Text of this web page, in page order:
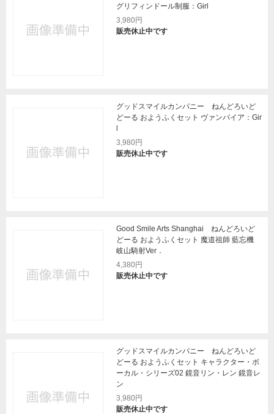
グリフィンドール制服：Girl
3,980円
販売休止中です
グッドスマイルカンパニー ねんどろいど
どーる おようふくセット ヴァンパイア：Gir
3,980円
販売休止中です
Good Smile Arts Shanghai ねんどろいど
どーる おようふくセット 魔道祖師 藍忘機
岐山騎射Ver．
4,380円
販売休止中です
グッドスマイルカンパニー ねんどろいど
どーる おようふくセット キャラクター・ボ
ーカル・シリーズ02 鏡音リン・レン 鏡音レ
ン
3,980円
販売休止中です